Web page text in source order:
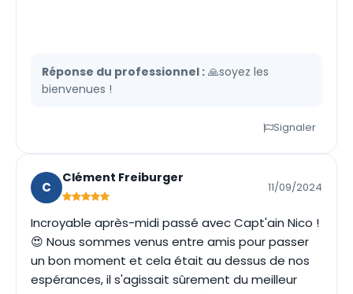
Réponse du professionnel : 🙏soyez les
bienvenues !
Signaler
C
Clément Freiburger
11/09/2024
Incroyable après-midi passé avec Capt'ain Nico !
😍 Nous sommes venus entre amis pour passer
un bon moment et cela était au dessus de nos
espérances, il s'agissait sûrement du meilleur